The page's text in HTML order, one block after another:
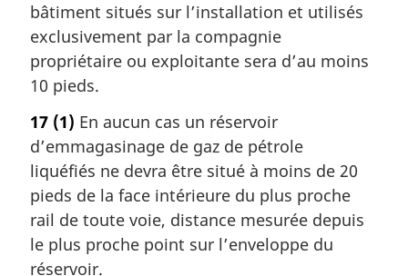
bâtiment situés sur l’installation et utilisés
exclusivement par la compagnie
propriétaire ou exploitante sera d’au moins
10 pieds.
17 (1) En aucun cas un réservoir
d’emmagasinage de gaz de pétrole
liquéfiés ne devra être situé à moins de 20
pieds de la face intérieure du plus proche
rail de toute voie, distance mesurée depuis
le plus proche point sur l’enveloppe du
réservoir.